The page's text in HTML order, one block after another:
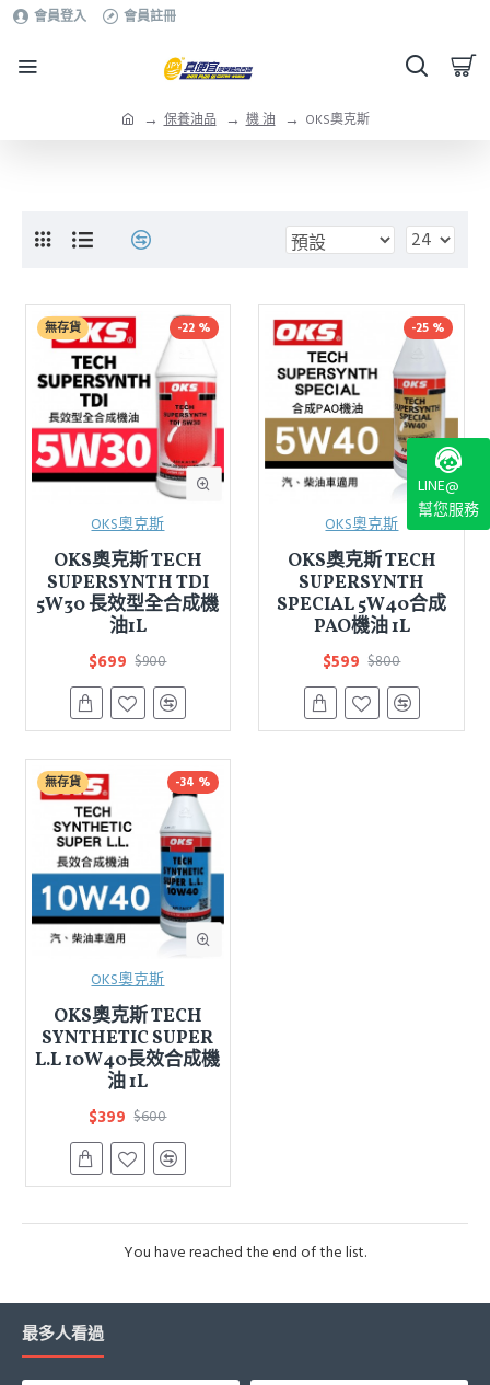
會員登入 會員註冊
保養油品 機 油 OKS奧克斯
-22 %
無存貨
OKS奧克斯
OKS奧克斯 TECH
SUPERSYNTH TDI
5W30 長效型全合成機
油1L
$699 $900
-25 %
OKS奧克斯
OKS奧克斯 TECH
SUPERSYNTH
SPECIAL 5W40合成
PAO機油 1L
$599 $800
-34 %
無存貨
OKS奧克斯
OKS奧克斯 TECH
SYNTHETIC SUPER
L.L 10W40長效合成機
油 1L
$399 $600
You have reached the end of the list.
最多人看過
LINE@
幫您服務